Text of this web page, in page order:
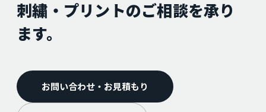
刺繍・プリントのご相談を承り
ます。
お問い合わせ・お見積もり